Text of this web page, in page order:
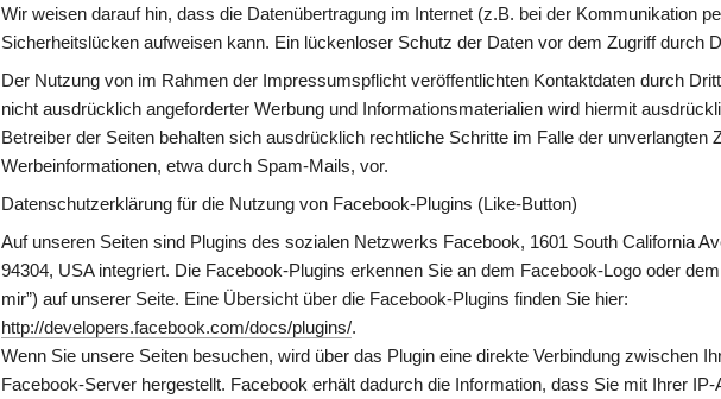
Wir weisen darauf hin, dass die Datenübertragung im Internet (z.B. bei der Kommunikation
Sicherheitslücken aufweisen kann. Ein lückenloser Schutz der Daten vor dem Zugriff durch
Der Nutzung von im Rahmen der Impressumspflicht veröffentlichten Kontaktdaten durch
nicht ausdrücklich angeforderter Werbung und Informationsmaterialien wird hiermit
Betreiber der Seiten behalten sich ausdrücklich rechtliche Schritte im Falle der unverlangten
Werbeinformationen, etwa durch Spam-Mails, vor.
Datenschutzerklärung für die Nutzung von Facebook-Plugins (Like-Button)
Auf unseren Seiten sind Plugins des sozialen Netzwerks Facebook, 1601 South California
94304, USA integriert. Die Facebook-Plugins erkennen Sie an dem Facebook-Logo oder dem
http://developers.facebook.com/docs/plugins/.
Wenn Sie unsere Seiten besuchen, wird über das Plugin eine direkte Verbindung zwischen
Facebook-Server hergestellt. Facebook erhält dadurch die Information, dass Sie mit Ihrer